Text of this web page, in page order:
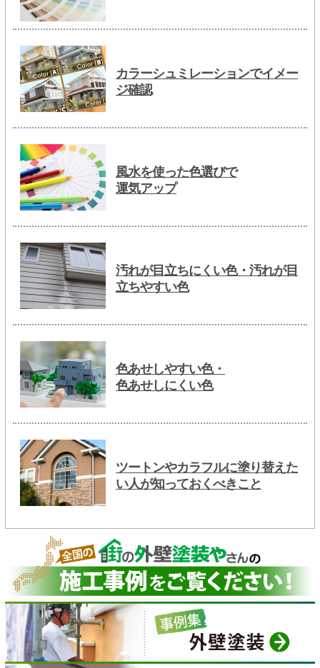
カラーシュミレーションでイメー
ジ確認
風水を使った色選びで
運気アップ
汚れが目立ちにくい色・汚れが目
立ちやすい色
色あせしやすい色・
色あせしにくい色
ツートンやカラフルに塗り替えた
い人が知っておくべきこと